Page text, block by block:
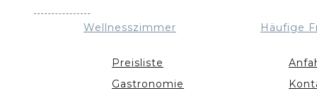
Wellnesszimmer
Preisliste
Gastronomie
Häufige